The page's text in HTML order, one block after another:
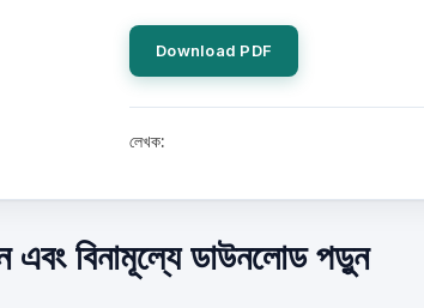
Download PDF
লেখক:
এবং বিনামূল্যে ডাউনলোড পড়ুন